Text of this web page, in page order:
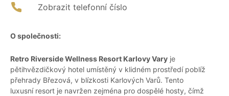
Zobrazit telefonní číslo
O společnosti:
Retro Riverside Wellness Resort Karlovy Vary je
pětihvězdičkový hotel umístěný v klidném prostředí poblíž
přehrady Březová, v blízkosti Karlových Varů. Tento
luxusní resort je navržen zejména pro dospělé hosty, čímž